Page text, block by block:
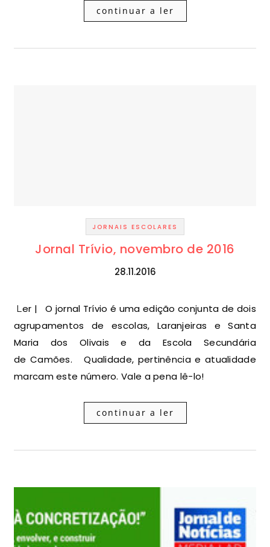
continuar a ler
JORNAIS ESCOLARES
Jornal Trívio, novembro de 2016
28.11.2016
Ler | O jornal Trívio é uma edição conjunta de dois
agrupamentos de escolas, Laranjeiras e Santa
Maria dos Olivais e da Escola Secundária
de Camões. Qualidade, pertinência e atualidade
marcam este número. Vale a pena lê-lo!
continuar a ler